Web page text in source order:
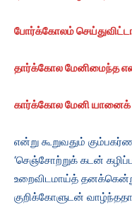
போர்க்கோலம்
தார்க்கோல மேனிமைந்த
கார்க்கோல மேனி யானைக்
என்று கூறுவதும்
‘செஞ்சோற்றுக் கடன்
உறைவிடமாய்த்
குறிக்கோளுடன்